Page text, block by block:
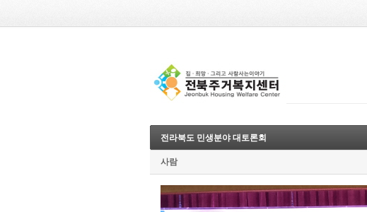
전라북도 민생분야 대토론회
사람